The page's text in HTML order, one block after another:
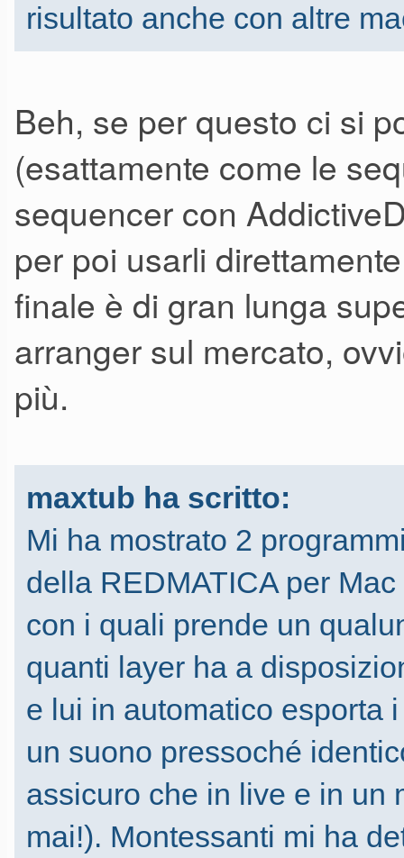
risultato anche con altre
Beh, se per questo ci si
(esattamente come le
sequencer con
per poi usarli
finale è di gran lunga
arranger sul mercato,
più.
maxtub ha scritto:
Mi ha mostrato 2
della REDMATICA per
con i quali prende un
quanti layer ha a
e lui in automatico esporta
un suono pressoché
assicuro che in live e in un
mai!). Montessanti mi ha